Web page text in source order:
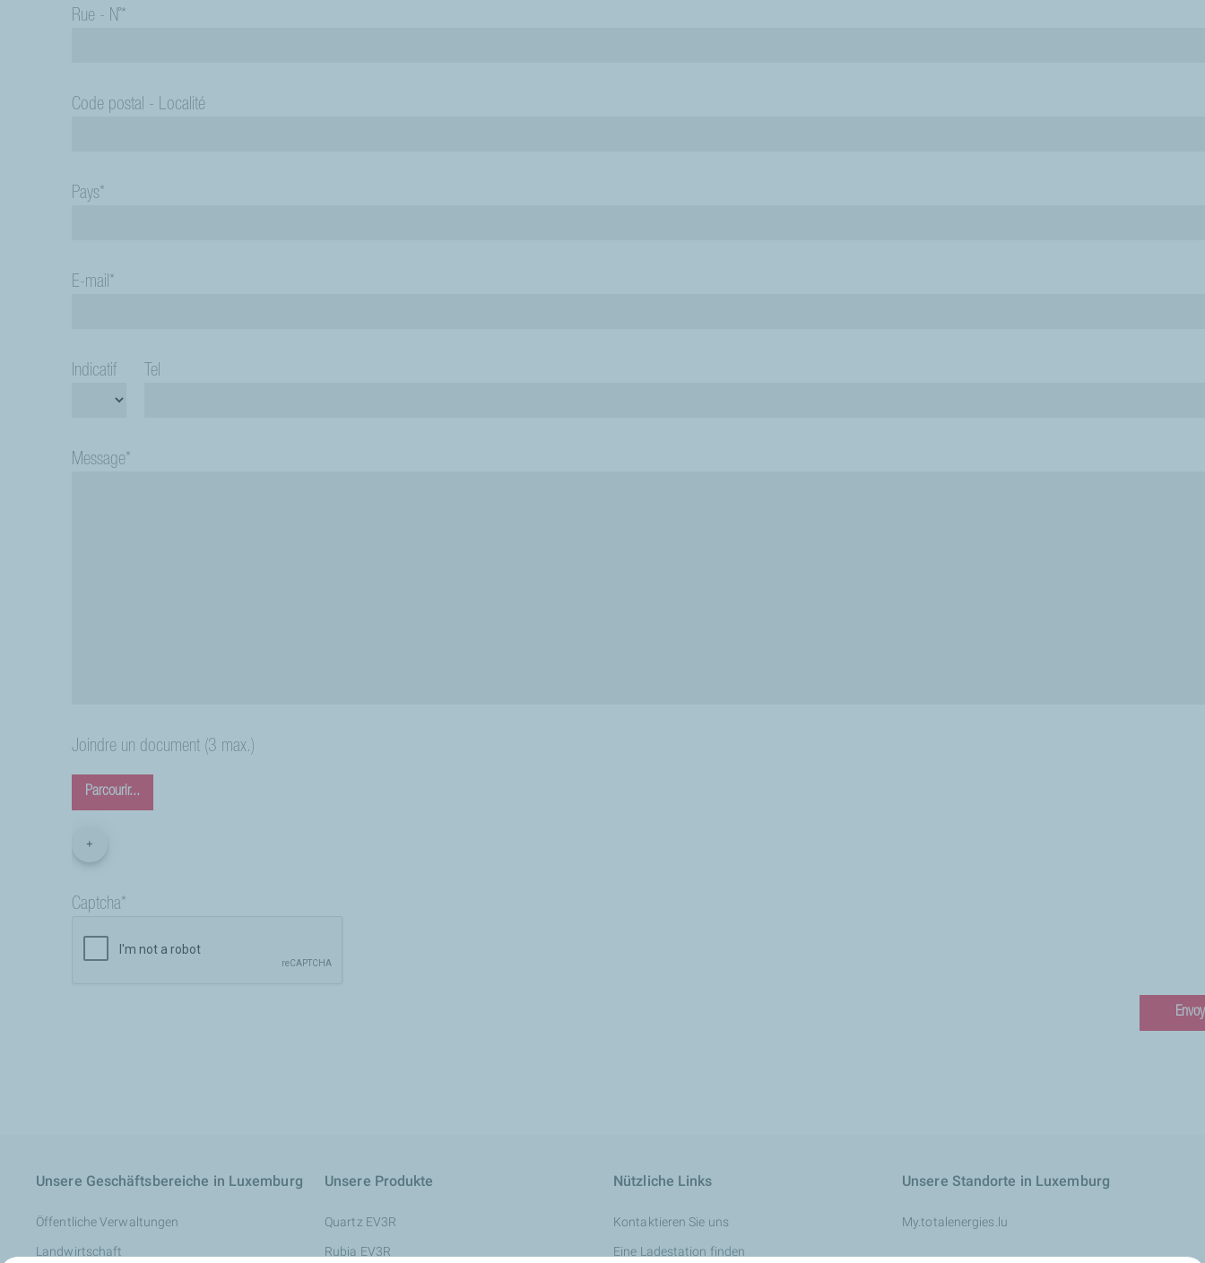
Unsere Geschäftsbereiche in Luxemburg
Öffentliche Verwaltungen
Landwirtschaft
Unsere Produkte
Quartz EV3R
Rubia EV3R
Nützliche Links
Kontaktieren Sie uns
Eine Ladestation finden
Unsere Standorte in Luxemburg
My.totalenergies.lu